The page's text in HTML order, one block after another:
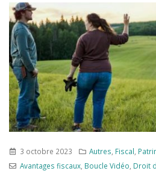
3 octobre 2023 Autres Fiscal
Avantages fiscaux, Boucle Vidéo Droit